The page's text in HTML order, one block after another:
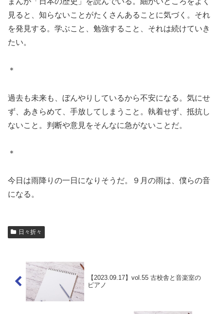
見ると、知らないことがたくさんあることに気づく。それ
を発見する。学ぶこと、勉強すること、それは続けていき
たい。
＊
過去も未来も、ぼんやりしているから不安になる。気にせ
ず、あきらめて、手放してしまうこと。執着せず、抵抗し
ないこと。判断や意見をそんなに急がないことだ。
＊
今日は雨降りの一日になりそうだ。９月の雨は、僕らの音
になる。
日々折々
【2023.09.17】vol.55 古校舎と音楽室の
ピアノ